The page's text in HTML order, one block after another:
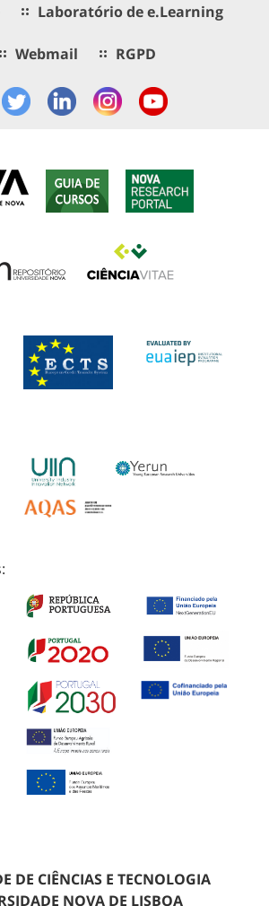
Laboratório de e.Learning
Webmail RGPD
DE CIÊNCIAS E TECNOLOGIA
NOVA DE LISBOA